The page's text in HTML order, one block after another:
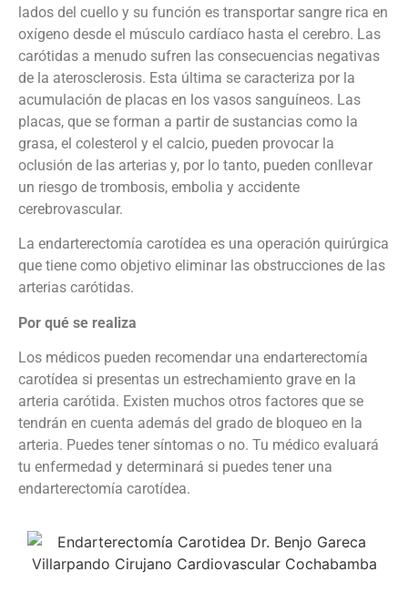
lados del cuello y su función es transportar sangre rica en
oxígeno desde el músculo cardíaco hasta el cerebro. Las
carótidas a menudo sufren las consecuencias negativas
de la aterosclerosis. Esta última se caracteriza por la
acumulación de placas en los vasos sanguíneos. Las
placas, que se forman a partir de sustancias como la
grasa, el colesterol y el calcio, pueden provocar la
oclusión de las arterias y, por lo tanto, pueden conllevar
un riesgo de trombosis, embolia y accidente
cerebrovascular.
La endarterectomía carotídea es una operación quirúrgica
que tiene como objetivo eliminar las obstrucciones de las
arterias carótidas.
Por qué se realiza
Los médicos pueden recomendar una endarterectomía
carotídea si presentas un estrechamiento grave en la
arteria carótida. Existen muchos otros factores que se
tendrán en cuenta además del grado de bloqueo en la
arteria. Puedes tener síntomas o no. Tu médico evaluará
tu enfermedad y determinará si puedes tener una
endarterectomía carotídea.